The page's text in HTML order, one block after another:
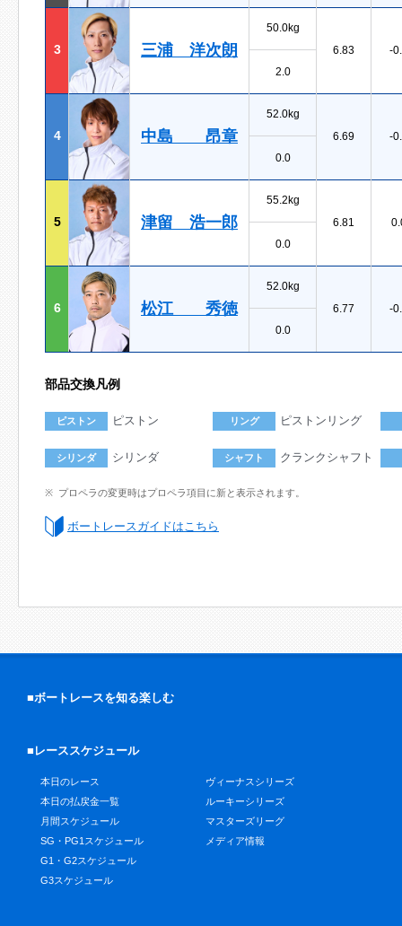
3 三浦 洋次朗
50.0kg
6.83
-
2.0
4 中島 昂章
52.0kg
6.69
-
0.0
5 津留 浩一郎
55.2kg
6.81
0.0
6 松江 秀徳
52.0kg
6.77
-
0.0
部品交換凡例
ピストン ピストン リング ピストンリング
シリンダ シリンダ シャフト クランクシャフト
プロペラの変更時はプロペラ項目に新と表示されます。
ボートレースガイドはこちら
■ボートレースを知る楽しむ
■レーススケジュール
本日のレース
本日の払戻金一覧
月間スケジュール
SG・PG1スケジュール
G1・G2スケジュール
G3スケジュール
ヴィーナスシリーズ
ルーキーシリーズ
マスターズリーグ
メディア情報